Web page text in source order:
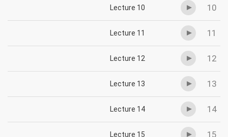
10
Lecture 10
11
Lecture 11
12
Lecture 12
13
Lecture 13
14
Lecture 14
15
Lecture 15